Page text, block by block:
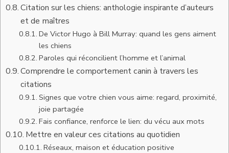
Citation sur les chiens: anthologie inspirante d’auteurs
et de maîtres
De Victor Hugo à Bill Murray: quand les gens aiment
les chiens
Paroles qui réconcilient l’homme et l’animal
Comprendre le comportement canin à travers les
citations
Signes que votre chien vous aime: regard, proximité,
joie partagée
Fais confiance, renforce le lien: du vécu aux mots
Mettre en valeur ces citations au quotidien
Réseaux, maison et éducation positive